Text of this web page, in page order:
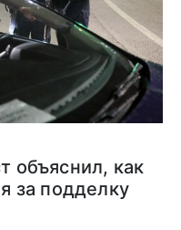
объяснил, как
за подделку